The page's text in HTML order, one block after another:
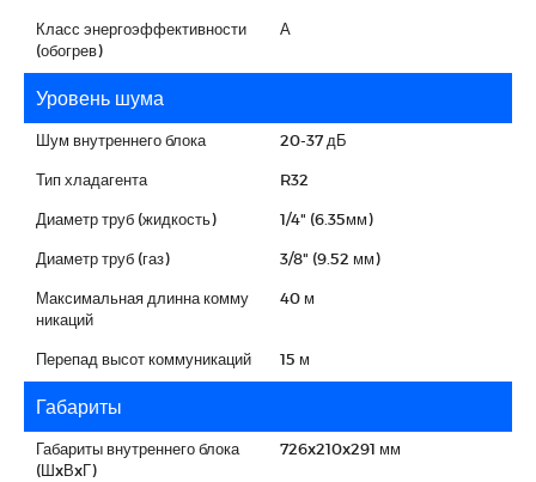
Класс энергоэффективности
(обогрев)
А
Уровень шума
Шум внутреннего блока 20-37 дБ
Тип хладагента R32
Диаметр труб (жидкость) 1/4" (6.35мм)
Диаметр труб (газ) 3/8" (9.52 мм)
Максимальная длинна комму
никаций
40 м
Перепад высот коммуникаций 15 м
Габариты
Габариты внутреннего блока
(ШxВxГ)
726x210x291 мм